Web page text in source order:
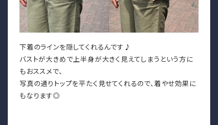
下着のラインを隠してくれるんです♪
バストが大きめで上半身が大きく見えてしまうという方に
もおススメで、
写真の通りトップを平たく見せてくれるので、 着やせ効果に
もなります◎